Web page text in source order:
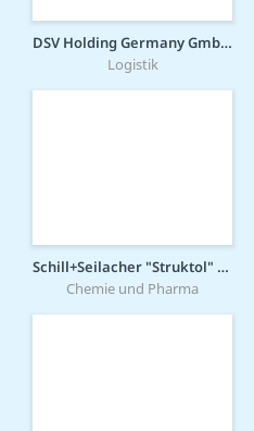
DSV Holding Germany GmbH DESSHRT
Logistik
Schill+Seilacher "Struktol" GmbH
Chemie und Pharma